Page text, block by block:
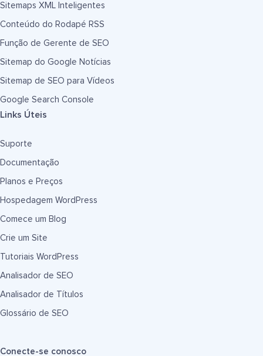
Sitemaps XML Inteligentes
Conteúdo do Rodapé RSS
Função de Gerente de SEO
Sitemap do Google Notícias
Sitemap de SEO para Vídeos
Google Search Console
Links Úteis
Suporte
Documentação
Planos e Preços
Hospedagem WordPress
Comece um Blog
Crie um Site
Tutoriais WordPress
Analisador de SEO
Analisador de Títulos
Glossário de SEO
Conecte-se conosco